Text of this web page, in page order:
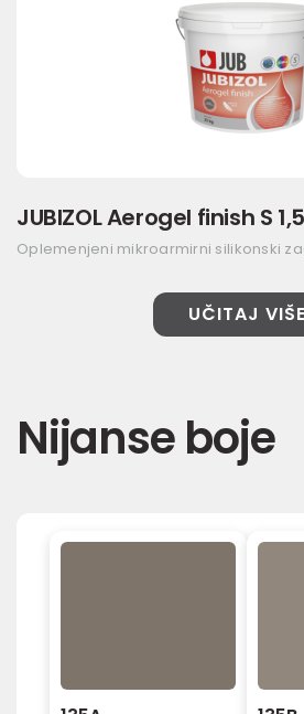
JUBIZOL Aerogel finish S
Oplemenjeni mikroarmirni silikonski
UČITAJ VIŠE
Nijanse boje